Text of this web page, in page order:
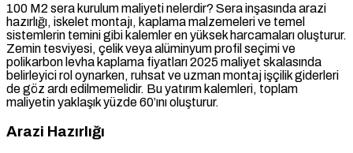
100 M2 sera kurulum maliyeti nelerdir? Sera inşasında arazi
hazırlığı, iskelet montajı, kaplama malzemeleri ve temel
sistemlerin temini gibi kalemler en yüksek harcamaları oluşturur.
Zemin tesviyesi, çelik veya alüminyum profil seçimi ve
polikarbon levha kaplama fiyatları 2025 maliyet skalasında
belirleyici rol oynarken, ruhsat ve uzman montaj işçilik giderleri
de göz ardı edilmemelidir. Bu yatırım kalemleri, toplam
maliyetin yaklaşık yüzde 60’ını oluşturur.
Arazi Hazırlığı